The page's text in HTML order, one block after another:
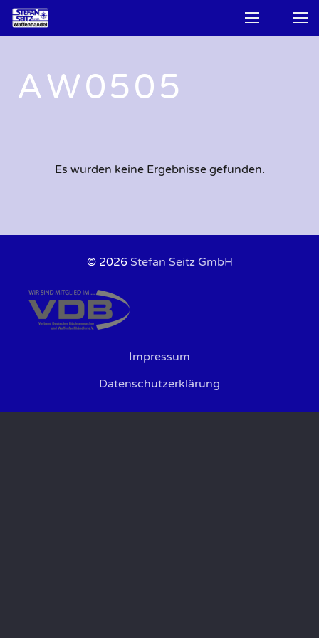
AW0505
Es wurden keine Ergebnisse gefunden.
© 2026 Stefan Seitz GmbH
Impressum
Datenschutzerklärung